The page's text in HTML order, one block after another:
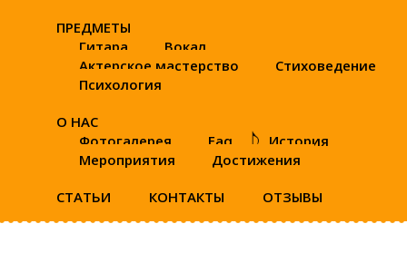
ПРЕДМЕТЫ
Гитара
Вокал
Актерское мастерство
Стиховедение
Психология
О НАС
Фотогалерея
Faq
История
Мероприятия
Достижения
СТАТЬИ КОНТАКТЫ ОТЗЫВЫ